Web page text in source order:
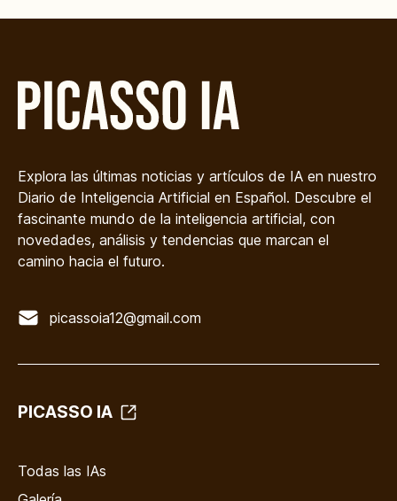
Explora las últimas noticias y artículos de IA en nuestro
Diario de Inteligencia Artificial en Español. Descubre el
fascinante mundo de la inteligencia artificial, con
novedades, análisis y tendencias que marcan el
camino hacia el futuro.
picassoia12@gmail.com
PICASSO IA
Todas las IAs